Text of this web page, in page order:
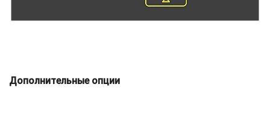
Дополнительные опции